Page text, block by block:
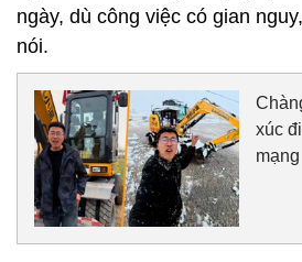
ngày, dù công việc có gian
nói.
xúc
mạng